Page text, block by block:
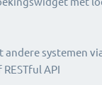
systemen
API